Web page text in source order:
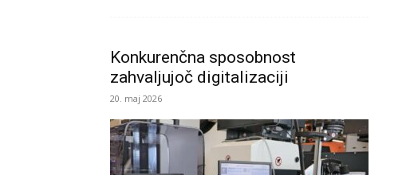
Konkurenčna sposobnost
zahvaljujoč digitalizaciji
20. maj 2026